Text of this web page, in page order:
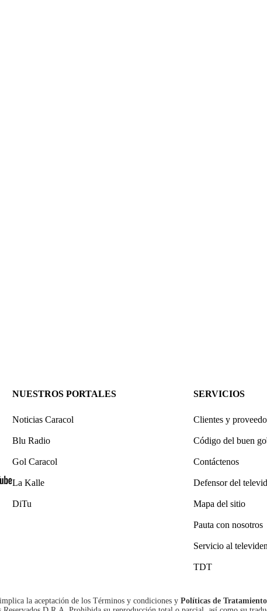
youtube-
NUESTROS PORTALES
Noticias Caracol
Blu Radio
Gol Caracol
La Kalle
DiTu
SERVICIOS
Clientes y
Código del buen
Contáctenos
Defensor del
Mapa del sitio
Pauta con nosotros
Servicio al
TDT
la aceptación de los Términos y condiciones y Políticas de